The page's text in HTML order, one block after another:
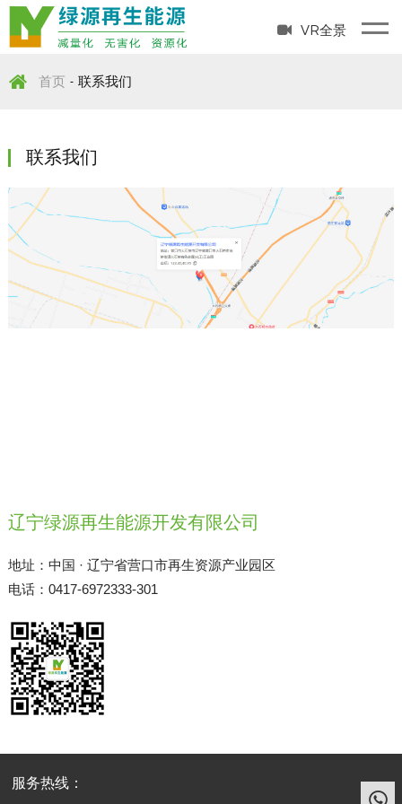
VR全景
首页 - 联系我们
联系我们
辽宁绿源再生能源开发有限公司
地址：中国 · 辽宁省营口市再生资源产业园区
电话：0417-6972333-301
服务热线：